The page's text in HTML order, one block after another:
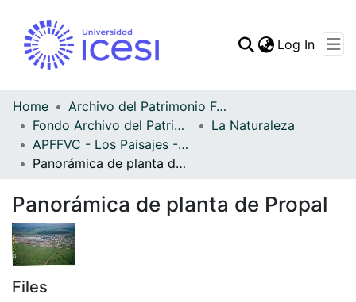
Statistics
Log In
Home
Archivo del Patrimonio Fotográfico y Fílmico del Valle del Cauca
Fondo Archivo del Patrimonio Fotográfico y Fílmico del Valle del Cauca
La Naturaleza
APFFVC - Los Paisajes - Patrimonial
Panorámica de planta de Propal
Panorámica de planta de Propal
Files